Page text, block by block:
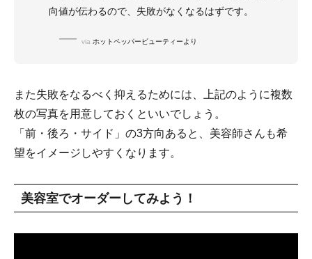
向値が伝わるので、失敗がなくなるはずです。
via ホットペッパービューティーより
また失敗をなるべく抑えるためには、上記のように複数
枚の写真を用意しておくといいでしょう。
「前・後ろ・サイド」の3方向あると、美容師さんも希
望をイメージしやすくなります。
美容室でオーダーしてみよう！